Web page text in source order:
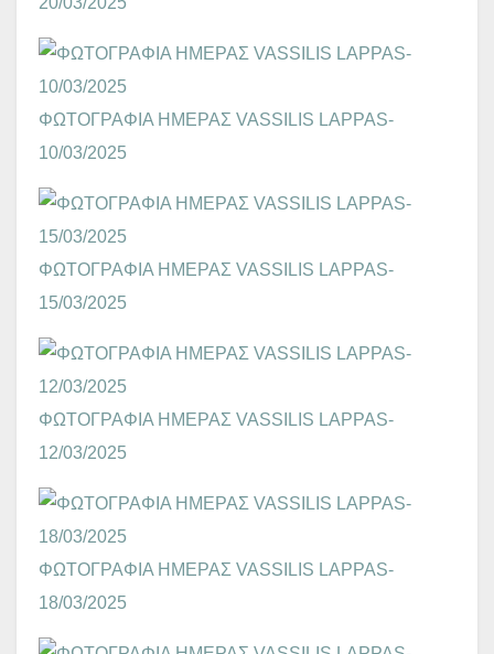
ΦΩΤΟΓΡΑΦΙΑ ΗΜΕΡΑΣ VASSILIS LAPPAS-
10/03/2025
ΦΩΤΟΓΡΑΦΙΑ ΗΜΕΡΑΣ VASSILIS LAPPAS-
15/03/2025
ΦΩΤΟΓΡΑΦΙΑ ΗΜΕΡΑΣ VASSILIS LAPPAS-
12/03/2025
ΦΩΤΟΓΡΑΦΙΑ ΗΜΕΡΑΣ VASSILIS LAPPAS-
18/03/2025